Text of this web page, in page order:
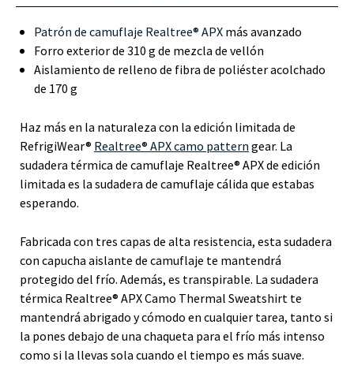
Patrón de camuflaje Realtree® APX más avanzado
Forro exterior de 310 g de mezcla de vellón
Aislamiento de relleno de fibra de poliéster acolchado
de 170 g
Haz más en la naturaleza con la edición limitada de
RefrigiWear® Realtree® APX camo pattern gear. La
sudadera térmica de camuflaje Realtree® APX de edición
limitada es la sudadera de camuflaje cálida que estabas
esperando.
Fabricada con tres capas de alta resistencia, esta sudadera
con capucha aislante de camuflaje te mantendrá
protegido del frío. Además, es transpirable. La sudadera
térmica Realtree® APX Camo Thermal Sweatshirt te
mantendrá abrigado y cómodo en cualquier tarea, tanto si
la pones debajo de una chaqueta para el frío más intenso
como si la llevas sola cuando el tiempo es más suave.